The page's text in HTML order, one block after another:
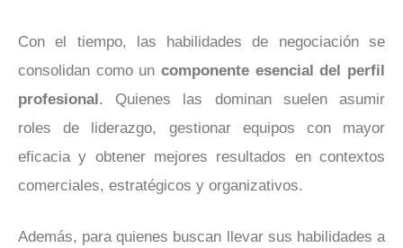
Con el tiempo, las habilidades de negociación se
consolidan como un componente esencial del perfil
profesional. Quienes las dominan suelen asumir
roles de liderazgo, gestionar equipos con mayor
eficacia y obtener mejores resultados en contextos
comerciales, estratégicos y organizativos.
Además, para quienes buscan llevar sus habilidades a